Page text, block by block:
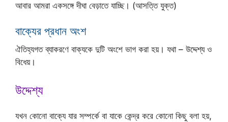
আবার আমরা একসঙ্গে দীঘা বেড়াতে যাচ্ছি। (আসত্তি যুক্ত)
বাক্যের প্রধান অংশ
ঐতিহ্যগত ব্যাকরণে বাক্যকে দুটি অংশে ভাগ করা হয়। যথা – উদ্দেশ্য ও
বিধেয়।
উদ্দেশ্য
যখন কোনো বাক্যে যার সম্পর্কে বা যাকে কেন্দ্র করে কোনো কিছু বলা হয়,